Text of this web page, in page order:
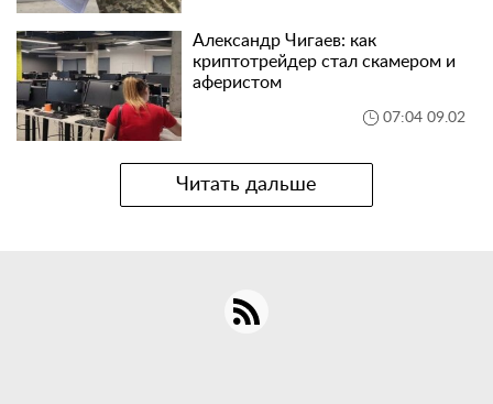
Александр Чигаев: как
криптотрейдер стал скамером и
аферистом
07:04 09.02
Читать дальше